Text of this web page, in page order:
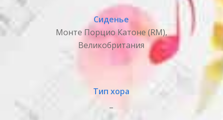
Сиденье
Монте Порцио Катоне (RM),
Великобритания
Тип хора